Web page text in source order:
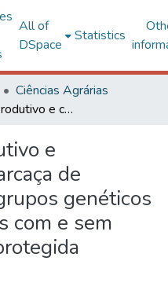
All of
DSpace
Statistics
Ciências Agrárias
Desempenho produtivo e características da carcaça de bovinos de quatro grupos genéticos submetidos a dietas com e sem adição de gordura protegida
e
de
genéticos
com e sem